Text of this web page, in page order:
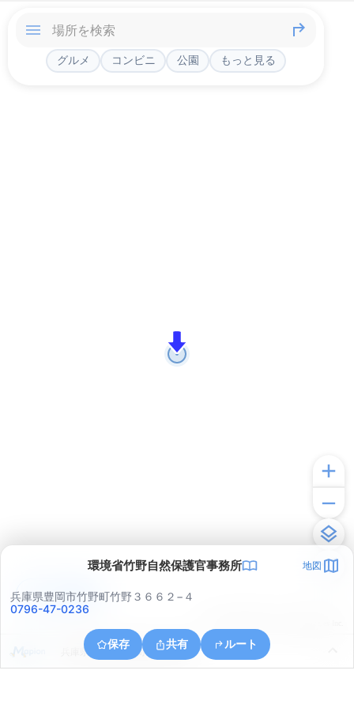
グルメ コンビニ 公園 もっと見る
環境省竹野自然保護官事務所 地図
兵庫県豊岡市竹野町竹野３６６２−４
0796-47-0236
保存 共有 ルート
兵庫県美方郡香美町香住区相谷
アプリで見る